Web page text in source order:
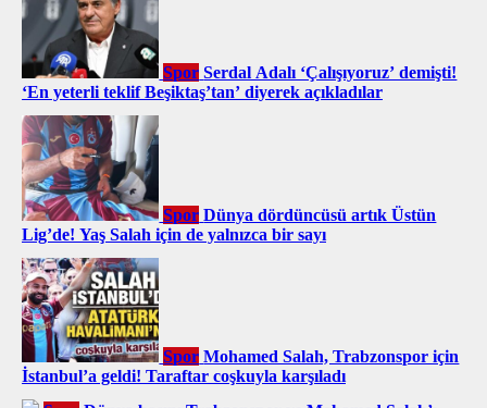
Spor Serdal Adalı ‘Çalışıyoruz’ demişti!
‘En yeterli teklif Beşiktaş’tan’ diyerek açıkladılar
Spor Dünya dördüncüsü artık Üstün
Lig’de! Yaş Salah için de yalnızca bir sayı
Spor Mohamed Salah, Trabzonspor için
İstanbul’a geldi! Taraftar coşkuyla karşıladı